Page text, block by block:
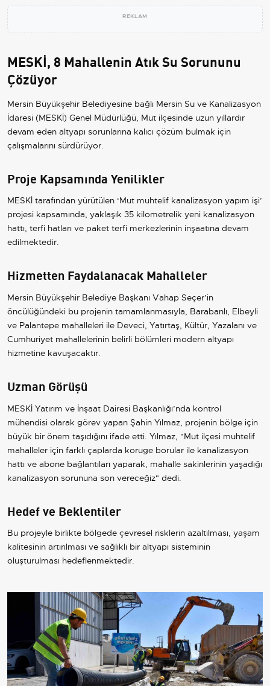
REKLAM
MESKİ, 8 Mahallenin Atık Su Sorununu
Çözüyor
Mersin Büyükşehir Belediyesine bağlı Mersin Su ve Kanalizasyon
İdaresi (MESKİ) Genel Müdürlüğü, Mut ilçesinde uzun yıllardır
devam eden altyapı sorunlarına kalıcı çözüm bulmak için
çalışmalarını sürdürüyor.
Proje Kapsamında Yenilikler
MESKİ tarafından yürütülen ‘Mut muhtelif kanalizasyon yapım işi’
projesi kapsamında, yaklaşık 35 kilometrelik yeni kanalizasyon
hattı, terfi hatları ve paket terfi merkezlerinin inşaatına devam
edilmektedir.
Hizmetten Faydalanacak Mahalleler
Mersin Büyükşehir Belediye Başkanı Vahap Seçer’in
öncülüğündeki bu projenin tamamlanmasıyla, Barabanlı, Elbeyli
ve Palantepe mahalleleri ile Deveci, Yatırtaş, Kültür, Yazalanı ve
Cumhuriyet mahallelerinin belirli bölümleri modern altyapı
hizmetine kavuşacaktır.
Uzman Görüşü
MESKİ Yatırım ve İnşaat Dairesi Başkanlığı’nda kontrol
mühendisi olarak görev yapan Şahin Yılmaz, projenin bölge için
büyük bir önem taşıdığını ifade etti. Yılmaz, "Mut ilçesi muhtelif
mahalleler için farklı çaplarda koruge borular ile kanalizasyon
hattı ve abone bağlantıları yaparak, mahalle sakinlerinin yaşadığı
kanalizasyon sorununa son vereceğiz" dedi.
Hedef ve Beklentiler
Bu projeyle birlikte bölgede çevresel risklerin azaltılması, yaşam
kalitesinin artırılması ve sağlıklı bir altyapı sisteminin
oluşturulması hedeflenmektedir.